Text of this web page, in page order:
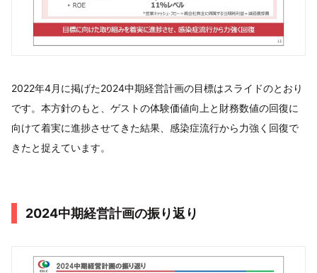
2022年4月に掲げた2024中期経営計画の目標はスライドのとおり
です。本方針のもと、ゲストの体験価値向上と財務数値の回復に
向けて着実に進捗させてきた結果、感染症流行から力強く回復で
きたと捉えています。
2024中期経営計画の振り返り